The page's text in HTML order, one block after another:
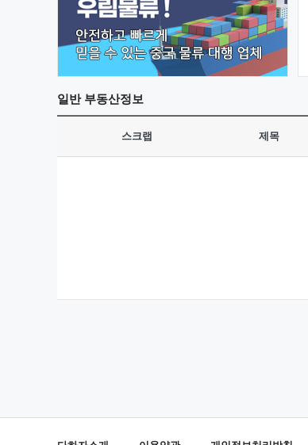
일반부동산정보
스크랩 제목